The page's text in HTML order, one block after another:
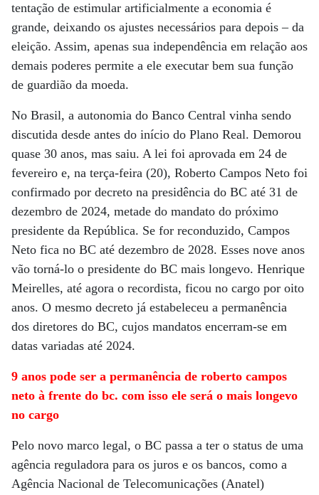
tentação de estimular artificialmente a economia é
grande, deixando os ajustes necessários para depois – da
eleição. Assim, apenas sua independência em relação aos
demais poderes permite a ele executar bem sua função
de guardião da moeda.
No Brasil, a autonomia do Banco Central vinha sendo
discutida desde antes do início do Plano Real. Demorou
quase 30 anos, mas saiu. A lei foi aprovada em 24 de
fevereiro e, na terça-feira (20), Roberto Campos Neto foi
confirmado por decreto na presidência do BC até 31 de
dezembro de 2024, metade do mandato do próximo
presidente da República. Se for reconduzido, Campos
Neto fica no BC até dezembro de 2028. Esses nove anos
vão torná-lo o presidente do BC mais longevo. Henrique
Meirelles, até agora o recordista, ficou no cargo por oito
anos. O mesmo decreto já estabeleceu a permanência
dos diretores do BC, cujos mandatos encerram-se em
datas variadas até 2024.
9 anos pode ser a permanência de roberto campos
neto à frente do bc. com isso ele será o mais longevo
no cargo
Pelo novo marco legal, o BC passa a ter o status de uma
agência reguladora para os juros e os bancos, como a
Agência Nacional de Telecomunicações (Anatel)